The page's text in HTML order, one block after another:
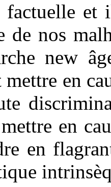
factuelle
de nos
new
en
en
en